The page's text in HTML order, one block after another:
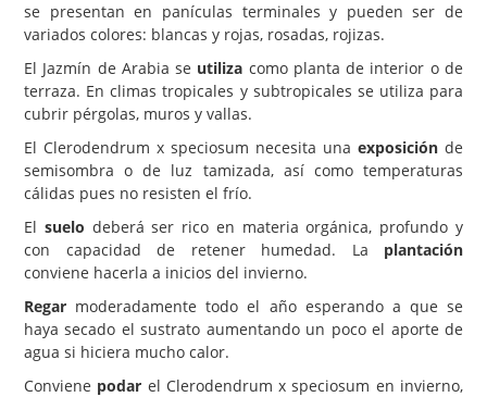
se presentan en panículas terminales y pueden ser de
variados colores: blancas y rojas, rosadas, rojizas.
El Jazmín de Arabia se utiliza como planta de interior o de
terraza. En climas tropicales y subtropicales se utiliza para
cubrir pérgolas, muros y vallas.
El Clerodendrum x speciosum necesita una exposición de
semisombra o de luz tamizada, así como temperaturas
cálidas pues no resisten el frío.
El suelo deberá ser rico en materia orgánica, profundo y
con capacidad de retener humedad. La plantación
conviene hacerla a inicios del invierno.
Regar moderadamente todo el año esperando a que se
haya secado el sustrato aumentando un poco el aporte de
agua si hiciera mucho calor.
Conviene podar el Clerodendrum x speciosum en invierno,